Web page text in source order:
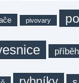
pivovary